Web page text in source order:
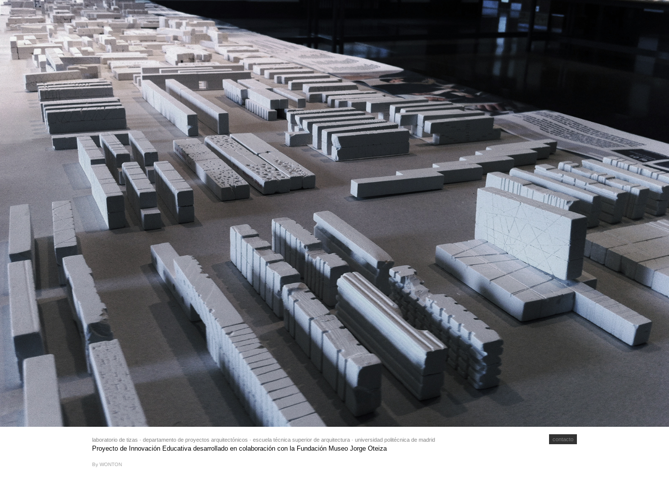
laboratorio de tizas · departamento de proyectos arquitectónicos · escuela técnica superior de arquitectura · universidad politécnica de madrid
Proyecto de Innovación Educativa desarrollado en colaboración con la Fundación Museo Jorge Oteiza
By WONTON
contacto